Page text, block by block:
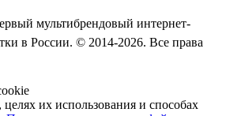
мультибрендовый интернет-
в России. © 2014-2026. Все права
их использования и способах